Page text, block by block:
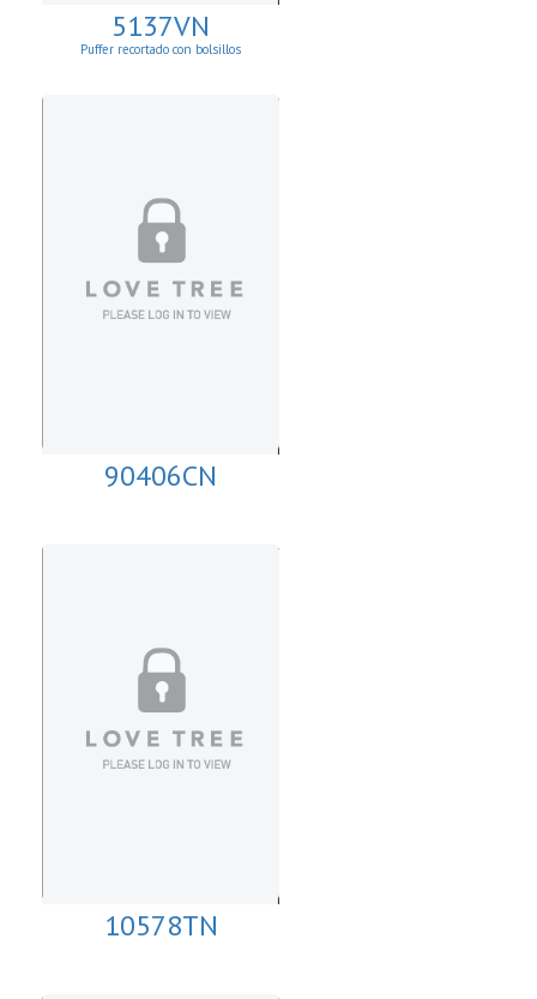
5137VN
Puffer recortado con bolsillos
90406CN
10578TN